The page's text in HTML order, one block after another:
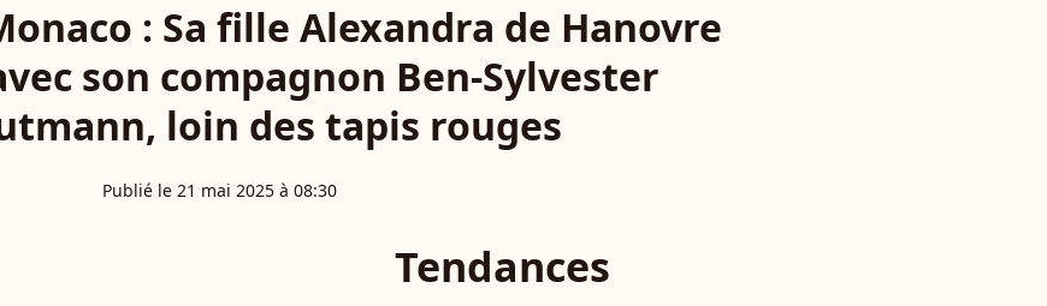
: Sa fille Alexandra de Hanovre
son compagnon Ben-Sylvester
loin des tapis rouges
Publié le 21 mai 2025 à 08:30
Tendances